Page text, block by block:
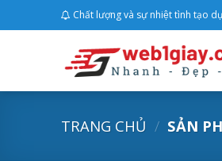
to
Chất lượng và sự nhiệt tình tạo
TRANG CHỦ / SẢN